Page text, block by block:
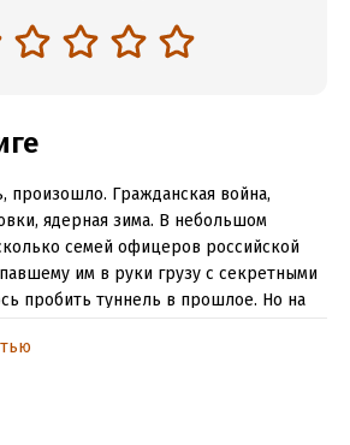
произошло. Гражданская война,
ядерная зима. В небольшом
семей офицеров российской
им в руки грузу с секретными
пробить туннель в прошлое. Но на
Там страшный 41-й год…